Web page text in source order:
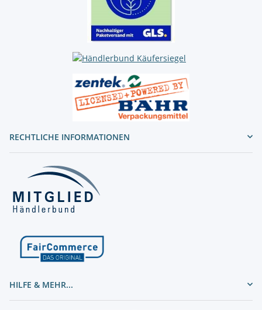
RECHTLICHE INFORMATIONEN
HILFE & MEHR...